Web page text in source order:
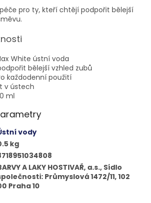
pro ty, kteří chtějí podpořit bělejší
White ústní voda
bělejší vzhled zubů
každodenní použití
v ústech
ml
vody
kg
A LAKY HOSTIVAŘ, a.s., Sídlo
Průmyslová 1472/11, 102
Praha 10